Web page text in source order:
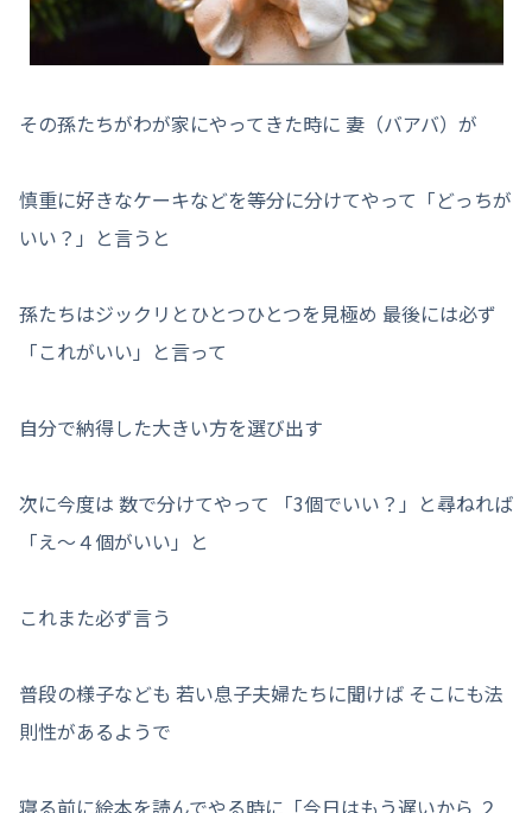
その孫たちがわが家にやってきた時に 妻（バアバ）が
慎重に好きなケーキなどを等分に分けてやって「どっちが
いい？」と言うと
孫たちはジックリとひとつひとつを見極め 最後には必ず
「これがいい」と言って
自分で納得した大きい方を選び出す
次に今度は 数で分けてやって 「3個でいい？」と尋ねれば
「え～４個がいい」と
これまた必ず言う
普段の様子なども 若い息子夫婦たちに聞けば そこにも法
則性があるようで
寝る前に絵本を読んでやる時に「今日はもう遅いから ２